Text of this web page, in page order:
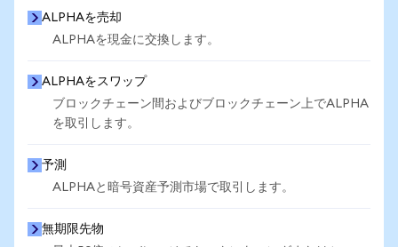
ALPHAを売却
ALPHAを現金に交換します。
ALPHAをスワップ
ブロックチェーン間およびブロックチェーン上でALPHA
を取引します。
予測
ALPHAと暗号資産予測市場で取引します。
無期限先物